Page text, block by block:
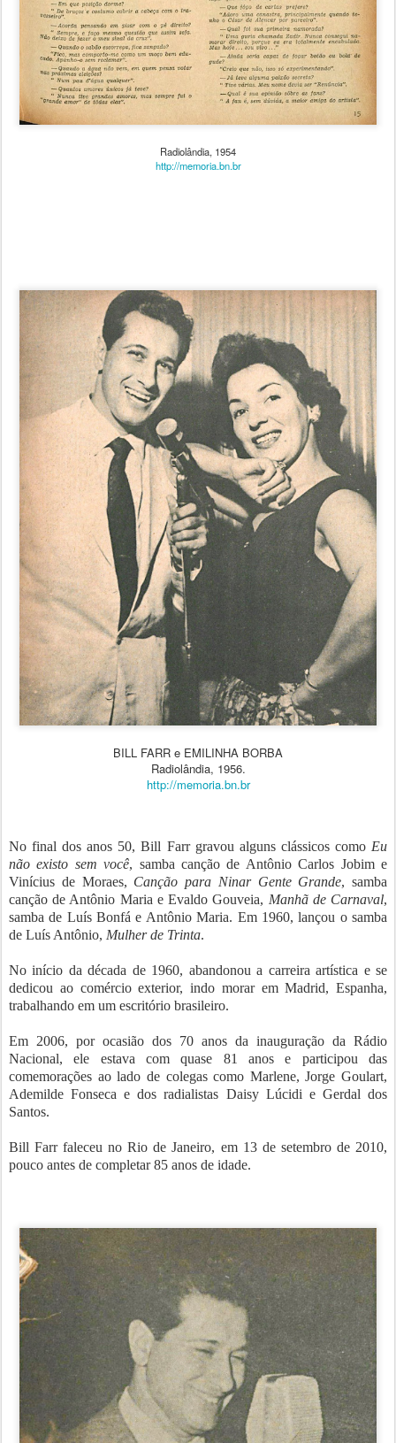
Radiolândia, 1954
http://memoria.bn.br
BILL FARR e EMILINHA BORBA
Radiolândia, 1956.
http://memoria.bn.br
No final dos anos 50, Bill Farr gravou alguns clássicos como Eu
não existo sem você, samba canção de Antônio Carlos Jobim e
Vinícius de Moraes, Canção para Ninar Gente Grande, samba
canção de Antônio Maria e Evaldo Gouveia, Manhã de Carnaval,
samba de Luís Bonfá e Antônio Maria. Em 1960, lançou o samba
de Luís Antônio, Mulher de Trinta.
No início da década de 1960, abandonou a carreira artística e se
dedicou ao comércio exterior, indo morar em Madrid, Espanha,
trabalhando em um escritório brasileiro.
Em 2006, por ocasião dos 70 anos da inauguração da Rádio
Nacional, ele estava com quase 81 anos e participou das
comemorações ao lado de colegas como Marlene, Jorge Goulart,
Ademilde Fonseca e dos radialistas Daisy Lúcidi e Gerdal dos
Santos.
Bill Farr faleceu no Rio de Janeiro, em 13 de setembro de 2010,
pouco antes de completar 85 anos de idade.